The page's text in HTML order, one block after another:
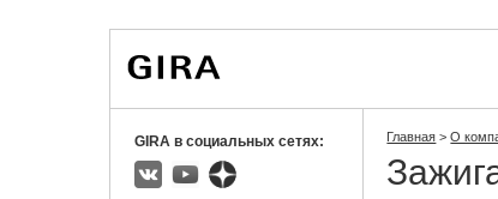
Главная > О
GIRA в социальных сетях: